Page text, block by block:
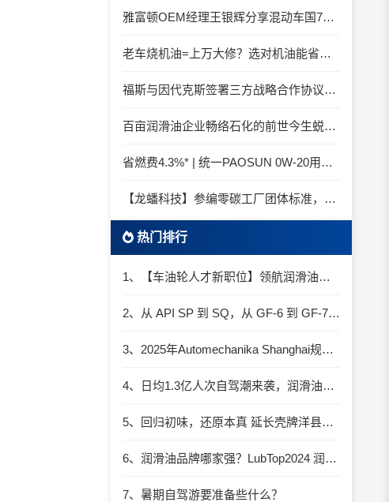
雅富顿OEM经理王银辉分享混动车国7后处理系统的润滑油要求
老车烧机油=上万大修？选对机油能省大钱！
福斯与因代克斯签署三方战略合作协议，覆盖全系列机床
百亩润滑油企业畅络石化的前世今生蜕变之路
省燃费4.3%* | 统一PAOSUN 0W-20用认证和标准说话
【龙蟠科技】参编零碳工厂团体标准，龙蟠科技以绿色智造锚定零碳未来
热门排行
1、【车油轮人才新职位】领航润滑油优质职位招聘
2、从 API SP 到 SQ，从 GF-6 到 GF-7：润滑油技术壁垒再升高，你准备好了吗？
3、2025年Automechanika Shanghai规模再度扩大：首次启用国家会展中心（上海）全部15个展馆
4、日均1.3亿人次自驾潮来袭，润滑油行业解锁增长新密码​
5、回归初味，还原本真 延长壳牌洋县踏春自驾游
6、润滑油品牌哪家强？LubTop2024 润滑油总评榜荣耀张榜
7、暑期自驾游要准备些什么？